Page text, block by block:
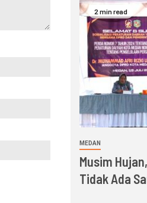
2 min read
MEDAN
Musim
Tidak Ada